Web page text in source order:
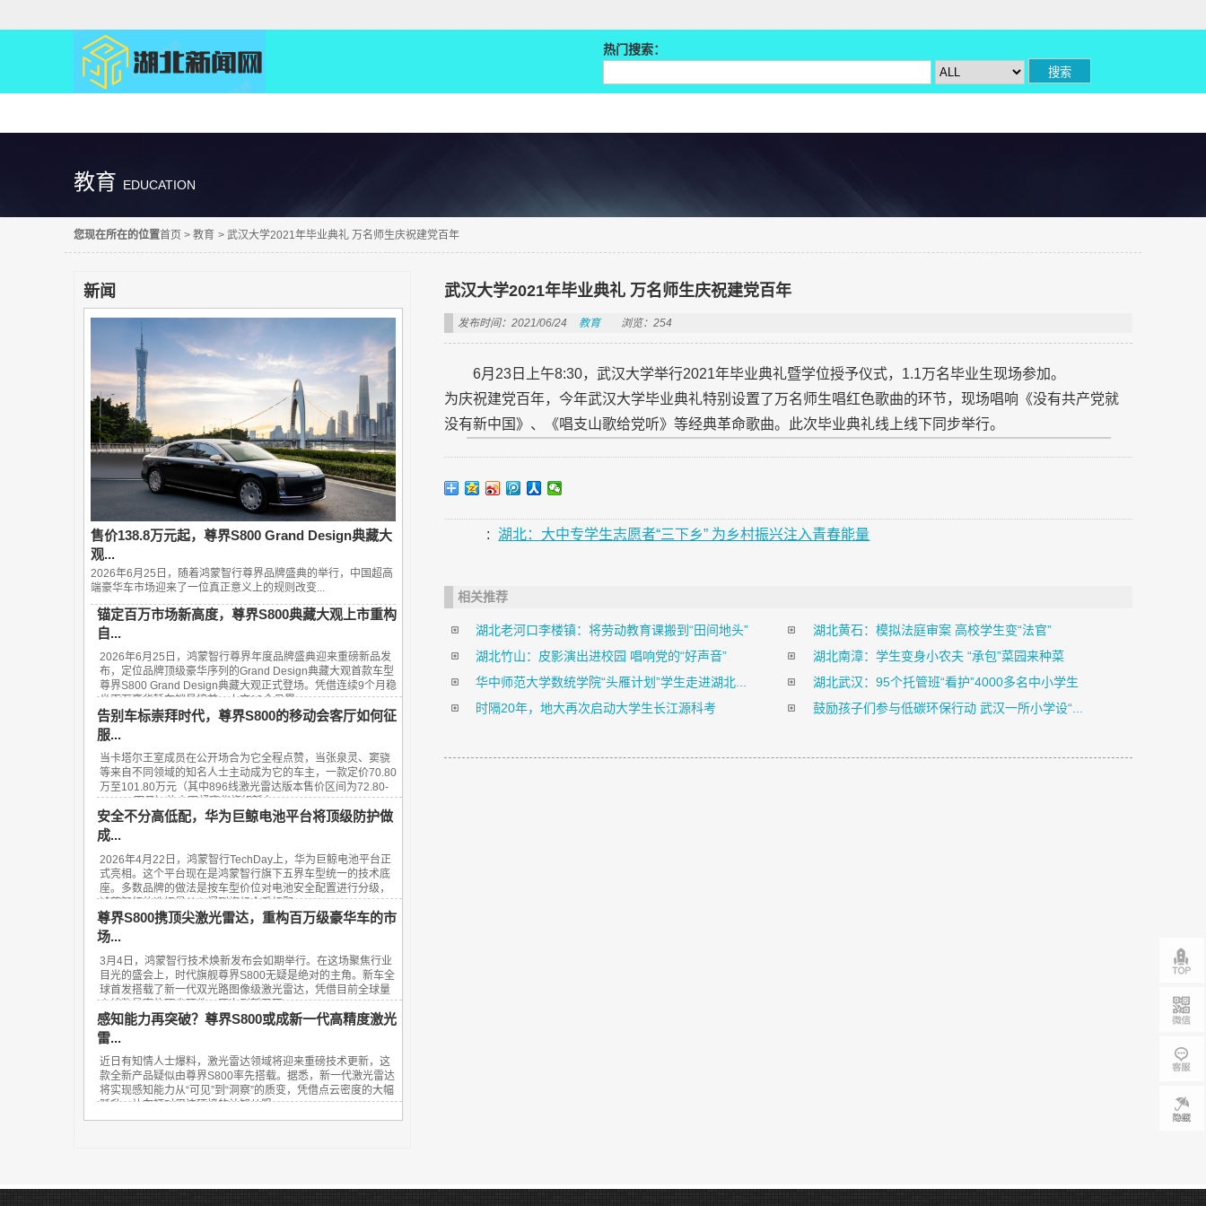
热门搜索：
教育 EDUCATION
您现在所在的位置首页 > 教育 > 武汉大学2021年毕业典礼 万名师生庆祝建党百年
新闻
售价138.8万元起，尊界S800 Grand Design典藏大
观...
2026年6月25日，随着鸿蒙智行尊界品牌盛典的举行，中国超高
端豪华车市场迎来了一位真正意义上的规则改变...
锚定百万市场新高度，尊界S800典藏大观上市重构
自...
2026年6月25日，鸿蒙智行尊界年度品牌盛典迎来重磅新品发
布，定位品牌顶级豪华序列的Grand Design典藏大观首款车型
尊界S800 Grand Design典藏大观正式登场。凭借连续9个月稳
坐百万豪华轿车销量榜首、上市13个月累...
告别车标崇拜时代，尊界S800的移动会客厅如何征
服...
当卡塔尔王室成员在公开场合为它全程点赞，当张泉灵、窦骁
等来自不同领域的知名人士主动成为它的车主，一款定价70.80
万至101.80万元（其中896线激光雷达版本售价区间为72.80-
101.80万元）的中国超豪华旗舰轿车——...
安全不分高低配，华为巨鲸电池平台将顶级防护做
成...
2026年4月22日，鸿蒙智行TechDay上，华为巨鲸电池平台正
式亮相。这个平台现在是鸿蒙智行旗下五界车型统一的技术底
座。多数品牌的做法是按车型价位对电池安全配置进行分级，
鸿蒙智行的选择是从入门到旗舰全系标配...
尊界S800携顶尖激光雷达，重构百万级豪华车的市
场...
3月4日，鸿蒙智行技术焕新发布会如期举行。在这场聚焦行业
目光的盛会上，时代旗舰尊界S800无疑是绝对的主角。新车全
球首发搭载了新一代双光路图像级激光雷达，凭借目前全球量
产线数最高的顶尖硬件，再次刷新了百...
感知能力再突破？尊界S800或成新一代高精度激光
雷...
近日有知情人士爆料，激光雷达领域将迎来重磅技术更新，这
款全新产品疑似由尊界S800率先搭载。据悉，新一代激光雷达
将实现感知能力从“可见”到“洞察”的质变，凭借点云密度的大幅
跃升，让车辆对周边环境的认知从粗...
武汉大学2021年毕业典礼 万名师生庆祝建党百年
发布时间：2021/06/24 教育 浏览：254
6月23日上午8:30，武汉大学举行2021年毕业典礼暨学位授予仪式，1.1万名毕业生现场参加。
为庆祝建党百年，今年武汉大学毕业典礼特别设置了万名师生唱红色歌曲的环节，现场唱响《没有共产党就
没有新中国》、《唱支山歌给党听》等经典革命歌曲。此次毕业典礼线上线下同步举行。
: 湖北：大中专学生志愿者“三下乡” 为乡村振兴注入青春能量
相关推荐
湖北老河口李楼镇：将劳动教育课搬到“田间地头”
湖北黄石：模拟法庭审案 高校学生变“法官”
湖北竹山：皮影演出进校园 唱响党的“好声音”
湖北南漳：学生变身小农夫 “承包”菜园来种菜
华中师范大学数统学院“头雁计划”学生走进湖北...
湖北武汉：95个托管班“看护”4000多名中小学生
时隔20年，地大再次启动大学生长江源科考
鼓励孩子们参与低碳环保行动 武汉一所小学设“...